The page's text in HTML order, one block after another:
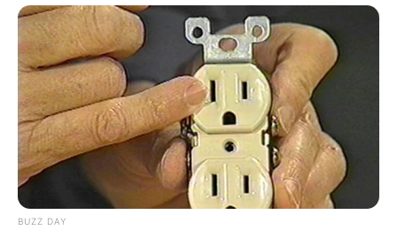
BUZZ DAY